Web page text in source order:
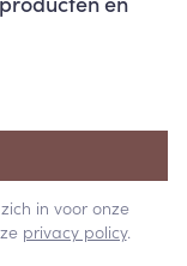
in voor onze
privacy policy.